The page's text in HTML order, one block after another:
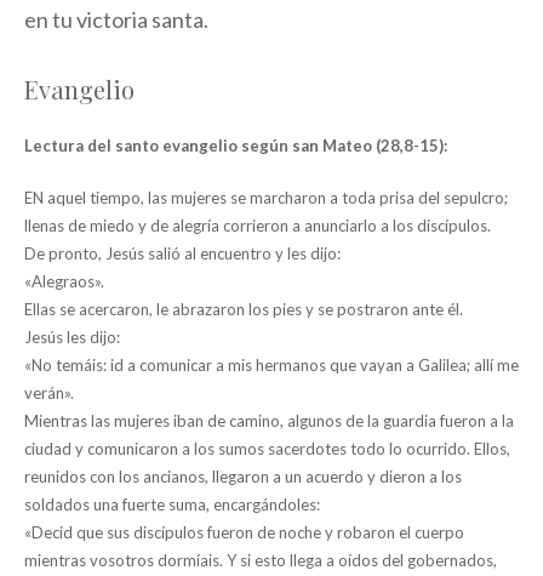
en tu victoria santa.
Evangelio
Lectura del santo evangelio según san Mateo (28,8-15):
EN aquel tiempo, las mujeres se marcharon a toda prisa del sepulcro;
llenas de miedo y de alegría corrieron a anunciarlo a los discípulos.
De pronto, Jesús salió al encuentro y les dijo:
«Alegraos».
Ellas se acercaron, le abrazaron los pies y se postraron ante él.
Jesús les dijo:
«No temáis: id a comunicar a mis hermanos que vayan a Galilea; allí me
verán».
Mientras las mujeres iban de camino, algunos de la guardia fueron a la
ciudad y comunicaron a los sumos sacerdotes todo lo ocurrido. Ellos,
reunidos con los ancianos, llegaron a un acuerdo y dieron a los
soldados una fuerte suma, encargándoles:
«Decid que sus discípulos fueron de noche y robaron el cuerpo
mientras vosotros dormíais. Y si esto llega a oídos del gobernados,